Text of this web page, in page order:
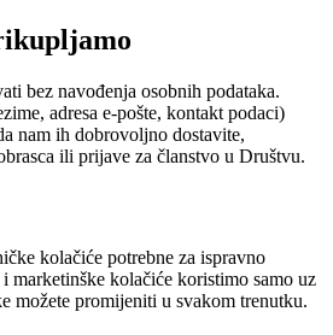
bez navođenja osobnih podataka.
adresa e-pošte, kontakt podaci)
nam ih dobrovoljno dostavite,
ili prijave za članstvo u Društvu.
kolačiće potrebne za ispravno
marketinške kolačiće koristimo samo uz
možete promijeniti u svakom trenutku.